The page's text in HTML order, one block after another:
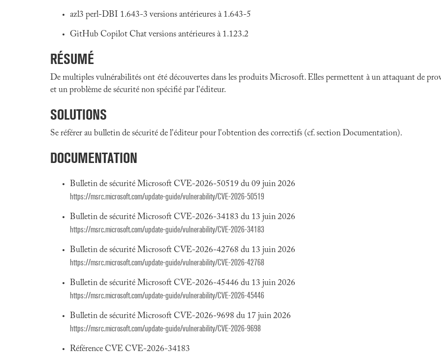
azl3 perl-DBI 1.643-3 versions antérieures à 1.643-5
GitHub Copilot Chat versions antérieures à 1.123.2
RÉSUMÉ
De multiples vulnérabilités ont été découvertes dans les produits Microsoft. Elles permettent à un attaquant de
et un problème de sécurité non spécifié par l'éditeur.
SOLUTIONS
Se référer au bulletin de sécurité de l'éditeur pour l'obtention des correctifs (cf. section Documentation).
DOCUMENTATION
Bulletin de sécurité Microsoft CVE-2026-50519 du 09 juin 2026
https://msrc.microsoft.com/update-guide/vulnerability/CVE-2026-50519
Bulletin de sécurité Microsoft CVE-2026-34183 du 13 juin 2026
https://msrc.microsoft.com/update-guide/vulnerability/CVE-2026-34183
Bulletin de sécurité Microsoft CVE-2026-42768 du 13 juin 2026
https://msrc.microsoft.com/update-guide/vulnerability/CVE-2026-42768
Bulletin de sécurité Microsoft CVE-2026-45446 du 13 juin 2026
https://msrc.microsoft.com/update-guide/vulnerability/CVE-2026-45446
Bulletin de sécurité Microsoft CVE-2026-9698 du 17 juin 2026
https://msrc.microsoft.com/update-guide/vulnerability/CVE-2026-9698
Référence CVE CVE-2026-34183